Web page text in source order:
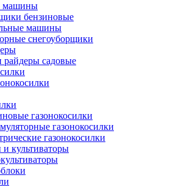
машины
бензиновые
машины
снегоуборщики
райдеры садовые
газонокосилки
газонокосилки
газонокосилки
культиваторы